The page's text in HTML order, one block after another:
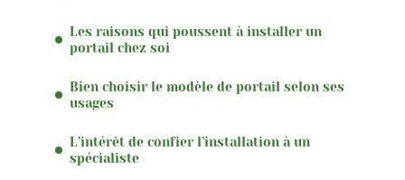
Les raisons qui poussent à installer un
portail chez soi
Bien choisir le modèle de portail selon ses
usages
L’intérêt de confier l’installation à un
spécialiste